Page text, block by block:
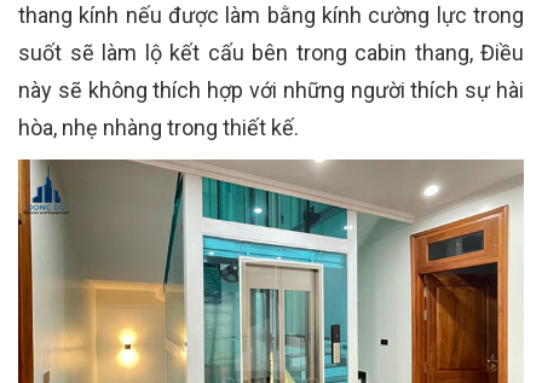
thang kính nếu được làm bằng kính cường lực trong
suốt sẽ làm lộ kết cấu bên trong cabin thang, Điều
này sẽ không thích hợp với những người thích sự hài
hòa, nhẹ nhàng trong thiết kế.